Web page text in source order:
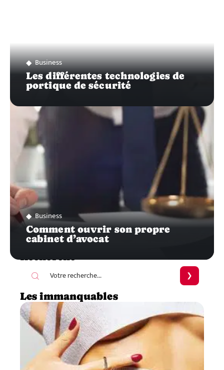
Business
Les différentes technologies de
portique de sécurité
Business
Comment ouvrir son propre
cabinet d’avocat
Recherche
Les immanquables